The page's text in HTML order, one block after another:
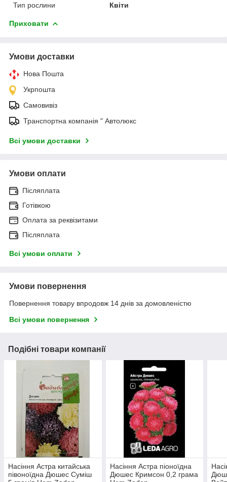
Тип рослини Квіти
Приховати
Умови доставки
Нова Пошта
Укрпошта
Самовивіз
Транспортна компанія " Автолюкс
Всі умови доставки
Умови оплати
Післяплата
Готівкою
Оплата за реквізитами
Післяплата
Всі умови оплати
Умови повернення
Повернення товару впродовж 14 днів за домовленістю
Всі умови повернення
Подібні товари компанії
Насіння Астра китайська
півоноїдна Дюшес Суміш
Насіння Астра піоноїдна
Дюшес Кримсон 0,2 грама